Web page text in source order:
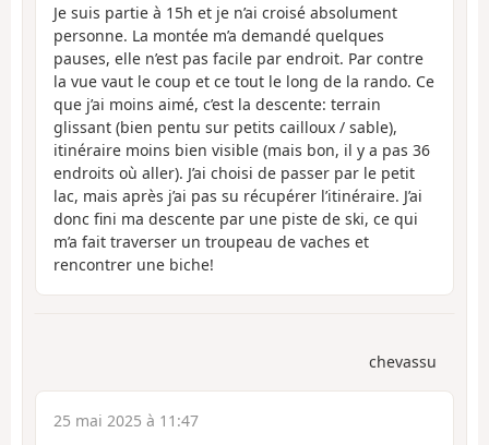
Je suis partie à 15h et je n’ai croisé absolument
personne. La montée m’a demandé quelques
pauses, elle n’est pas facile par endroit. Par contre
la vue vaut le coup et ce tout le long de la rando. Ce
que j’ai moins aimé, c’est la descente: terrain
glissant (bien pentu sur petits cailloux / sable),
itinéraire moins bien visible (mais bon, il y a pas 36
endroits où aller). J’ai choisi de passer par le petit
lac, mais après j’ai pas su récupérer l’itinéraire. J’ai
donc fini ma descente par une piste de ski, ce qui
m’a fait traverser un troupeau de vaches et
rencontrer une biche!
chevassu
25 mai 2025 à 11:47